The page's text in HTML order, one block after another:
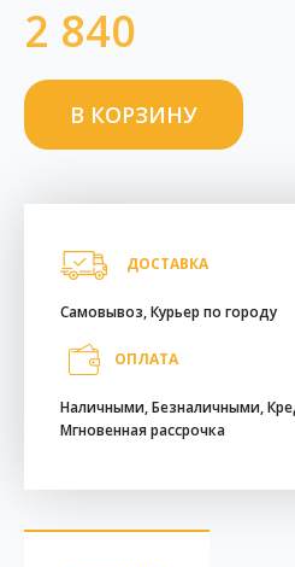
2 840
ДОСТАВКА
Самовывоз, Курьер по городу
ОПЛАТА
Наличными, Безналичными,
Мгновенная рассрочка